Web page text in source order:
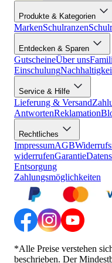
Produkte & Kategorien
MarkenSchulranzen
Entdecken & Sparen
GutscheineÜber uns
Einschulung
Service & Hilfe
Lieferung & Versand
AntwortenReklamation
Rechtliches
ImpressumAGB
widerrufenGarantie
Entsorgung
Zahlungsmöglichkeiten
*Alle Preise verstehen
beschrieben. Der